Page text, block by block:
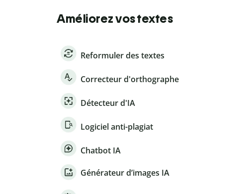
Améliorez vos textes
Reformuler des textes
Correcteur d'orthographe
Détecteur d'IA
Logiciel anti-plagiat
Chatbot IA
Générateur d’images IA